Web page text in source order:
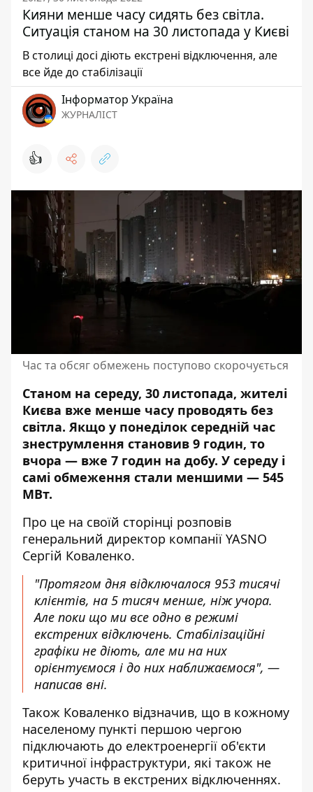
Кияни менше часу сидять без світла.
Ситуація станом на 30 листопада у Києві
В столиці досі діють екстрені відключення, але
все йде до стабілізації
Інформатор Україна
ЖУРНАЛІСТ
👍
Час та обсяг обмежень поступово скорочується
Станом на середу, 30 листопада, жителі
Києва вже менше часу проводять без
світла. Якщо у понеділок середній час
знеструмлення становив 9 годин, то
вчора — вже 7 годин на добу. У середу і
самі обмеження стали меншими — 545
МВт.
Про це на своїй сторінці розповів
генеральний директор компанії YASNO
Сергій Коваленко.
"Протягом дня відключалося 953 тисячі
клієнтів, на 5 тисяч менше, ніж учора.
Але поки що ми все одно в режимі
екстрених відключень. Стабілізаційні
графіки не діють, але ми на них
орієнтуємося і до них наближаємося", —
написав вні.
Також Коваленко відзначив, що в кожному
населеному пункті першою чергою
підключають до електроенергії об'єкти
критичної інфраструктури, які також не
беруть участь в екстрених відключеннях.